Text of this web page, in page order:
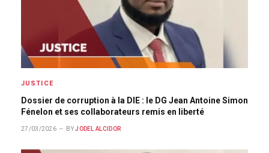
JUSTICE
Dossier de corruption à la DIE : le DG Jean Antoine Simon
Fénelon et ses collaborateurs remis en liberté
27/03/2026 BY JODEL ALCIDOR